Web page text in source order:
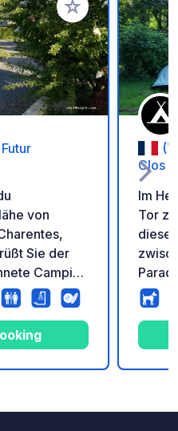
Zu Ihren Favoriten
von
Sie der
Camping
zu
oder
Das
zu erreichen
Clos
Im
Tor